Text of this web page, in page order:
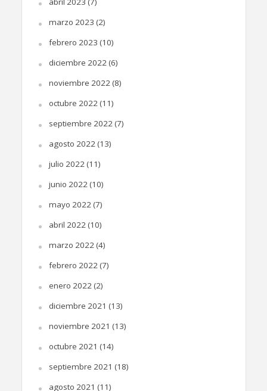
marzo 2023 (2)
febrero 2023 (10)
diciembre 2022(6)
noviembre 2022(8)
octubre 2022(11)
septiembre 2022(7)
agosto 2022(13)
julio 2022(11)
junio 2022(10)
mayo 2022(7)
abril 2022(10)
marzo 2022(4)
febrero 2022(7)
enero 2022(2)
diciembre 2021 (13)
noviembre 2021 (13)
octubre 2021 (14)
septiembre 2021 (18)
agosto 2021 (11)